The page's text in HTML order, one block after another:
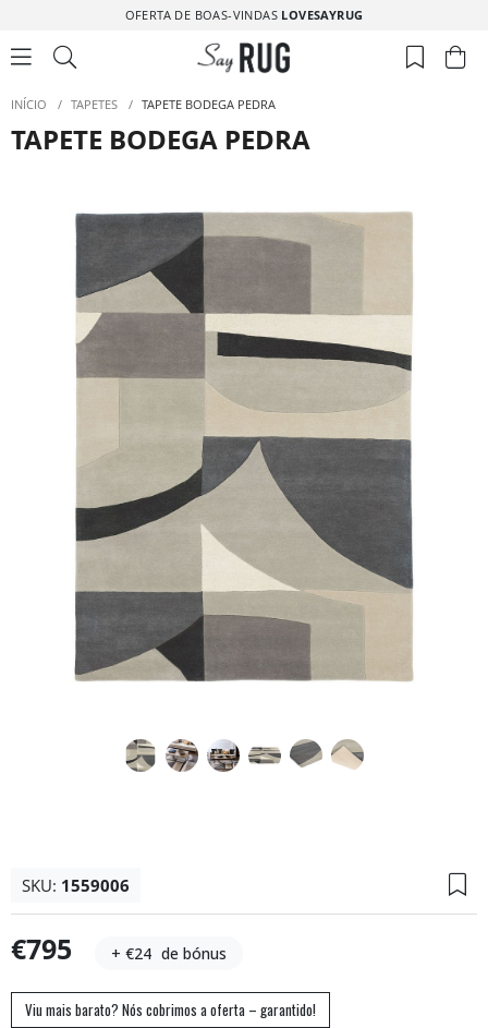
OFERTA DE BOAS-VINDAS LOVESAYRUG
INÍCIO / TAPETES / TAPETE BODEGA PEDRA
TAPETE BODEGA PEDRA
SKU: 1559006
€795 + €24 de bónus
Viu mais barato? Nós cobrimos a oferta – garantido!